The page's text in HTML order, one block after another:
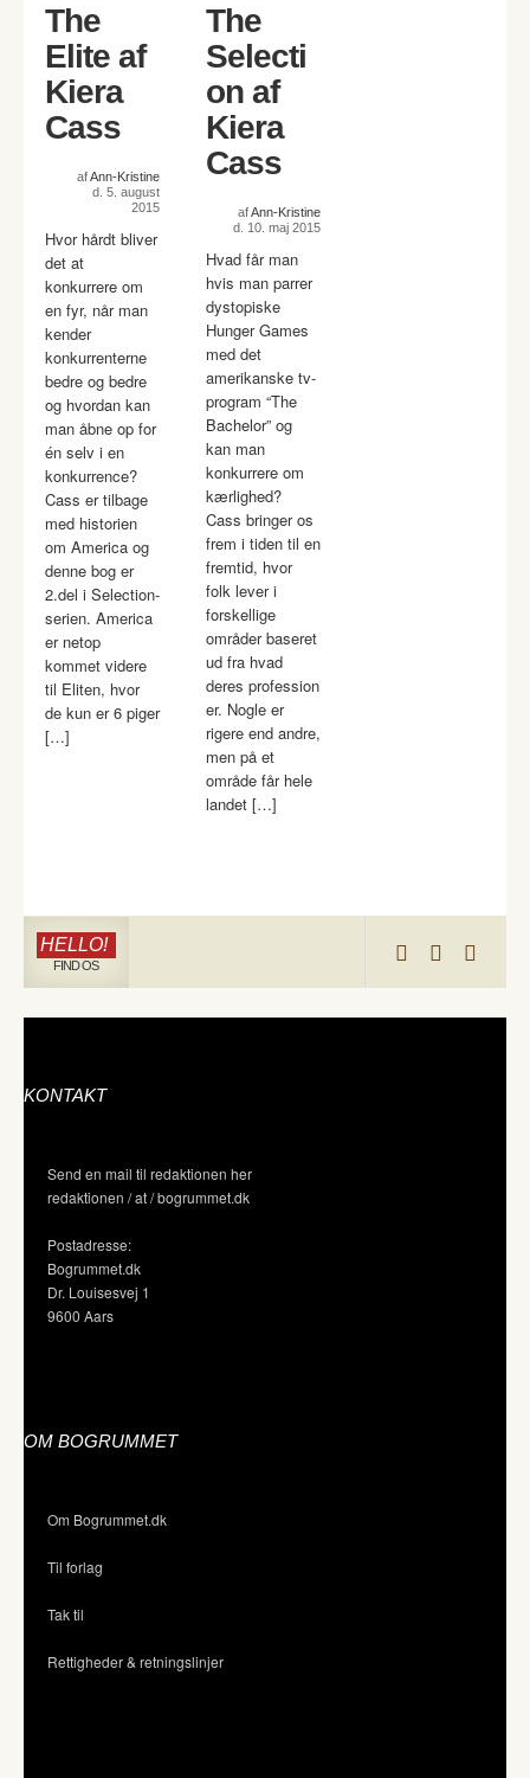
The
Elite af
Kiera
Cass
afAnn-Kristine
d. 5. august
2015
Hvor hårdt bliver
det at
konkurrere om
en fyr, når man
kender
konkurrenterne
bedre og bedre
og hvordan kan
man åbne op for
én selv i en
konkurrence?
Cass er tilbage
med historien
om America og
denne bog er
2.del i Selection-
serien. America
er netop
kommet videre
til Eliten, hvor
de kun er 6 piger
[…]
The
Selecti
on af
Kiera
Cass
afAnn-Kristine
d. 10. maj 2015
Hvad får man
hvis man parrer
dystopiske
Hunger Games
med det
amerikanske tv-
program “The
Bachelor” og
kan man
konkurrere om
kærlighed?
Cass bringer os
frem i tiden til en
fremtid, hvor
folk lever i
forskellige
områder baseret
ud fra hvad
deres profession
er. Nogle er
rigere end andre,
men på et
område får hele
landet […]
HELLO!
FIND OS
KONTAKT
Send en mail til redaktionen her
redaktionen / at / bogrummet.dk
Postadresse:
Bogrummet.dk
Dr. Louisesvej 1
9600 Aars
OM BOGRUMMET
Om Bogrummet.dk
Til forlag
Tak til
Rettigheder & retningslinjer